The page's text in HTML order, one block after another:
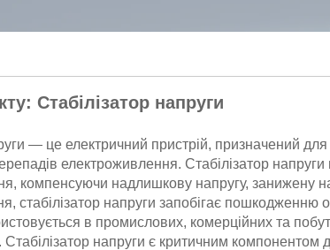
Стабілізатор напруги
— це електричний пристрій, призначений
електроживлення. Стабілізатор напруги
компенсуючи надлишкову напругу, занижену
стабілізатор напруги запобігає
в промислових, комерційних та
напруги є критичним